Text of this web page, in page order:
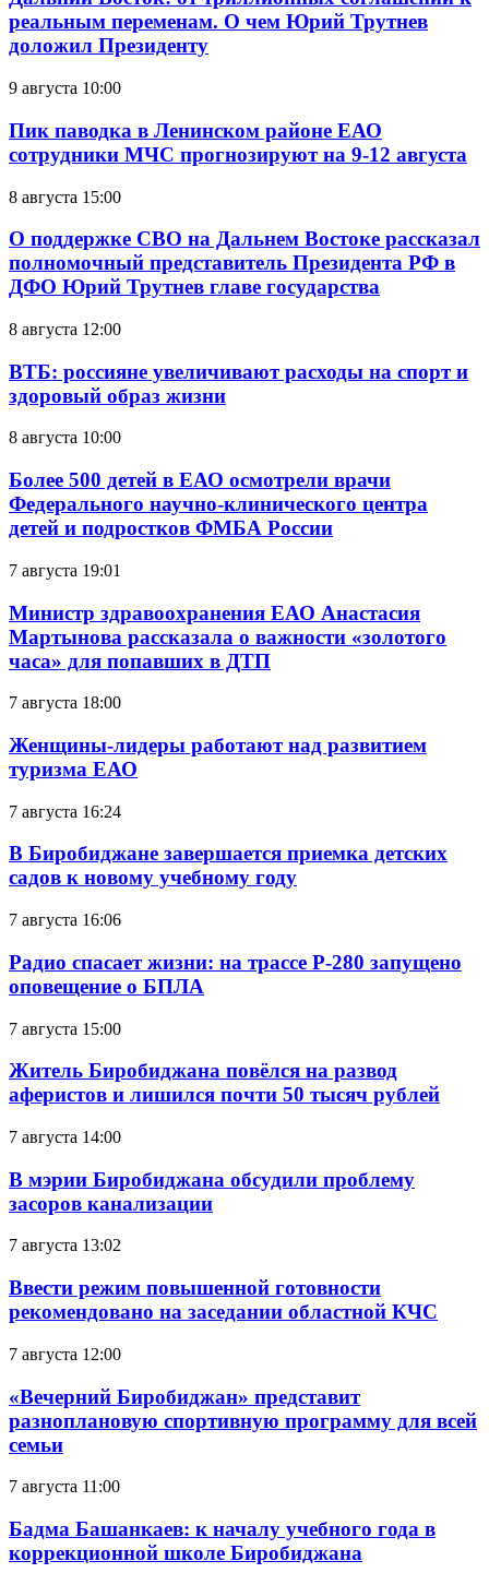
реальным переменам. О чем Юрий Трутнев
доложил Президенту
9 августа 10:00
Пик паводка в Ленинском районе ЕАО
сотрудники МЧС прогнозируют на 9-12 августа
8 августа 15:00
О поддержке СВО на Дальнем Востоке рассказал
полномочный представитель Президента РФ в
ДФО Юрий Трутнев главе государства
8 августа 12:00
ВТБ: россияне увеличивают расходы на спорт и
здоровый образ жизни
8 августа 10:00
Более 500 детей в ЕАО осмотрели врачи
Федерального научно-клинического центра
детей и подростков ФМБА России
7 августа 19:01
Министр здравоохранения ЕАО Анастасия
Мартынова рассказала о важности «золотого
часа» для попавших в ДТП
7 августа 18:00
Женщины-лидеры работают над развитием
туризма ЕАО
7 августа 16:24
В Биробиджане завершается приемка детских
садов к новому учебному году
7 августа 16:06
Радио спасает жизни: на трассе Р-280 запущено
оповещение о БПЛА
7 августа 15:00
Житель Биробиджана повёлся на развод
аферистов и лишился почти 50 тысяч рублей
7 августа 14:00
В мэрии Биробиджана обсудили проблему
засоров канализации
7 августа 13:02
Ввести режим повышенной готовности
рекомендовано на заседании областной КЧС
7 августа 12:00
«Вечерний Биробиджан» представит
разноплановую спортивную программу для всей
семьи
7 августа 11:00
Бадма Башанкаев: к началу учебного года в
коррекционной школе Биробиджана